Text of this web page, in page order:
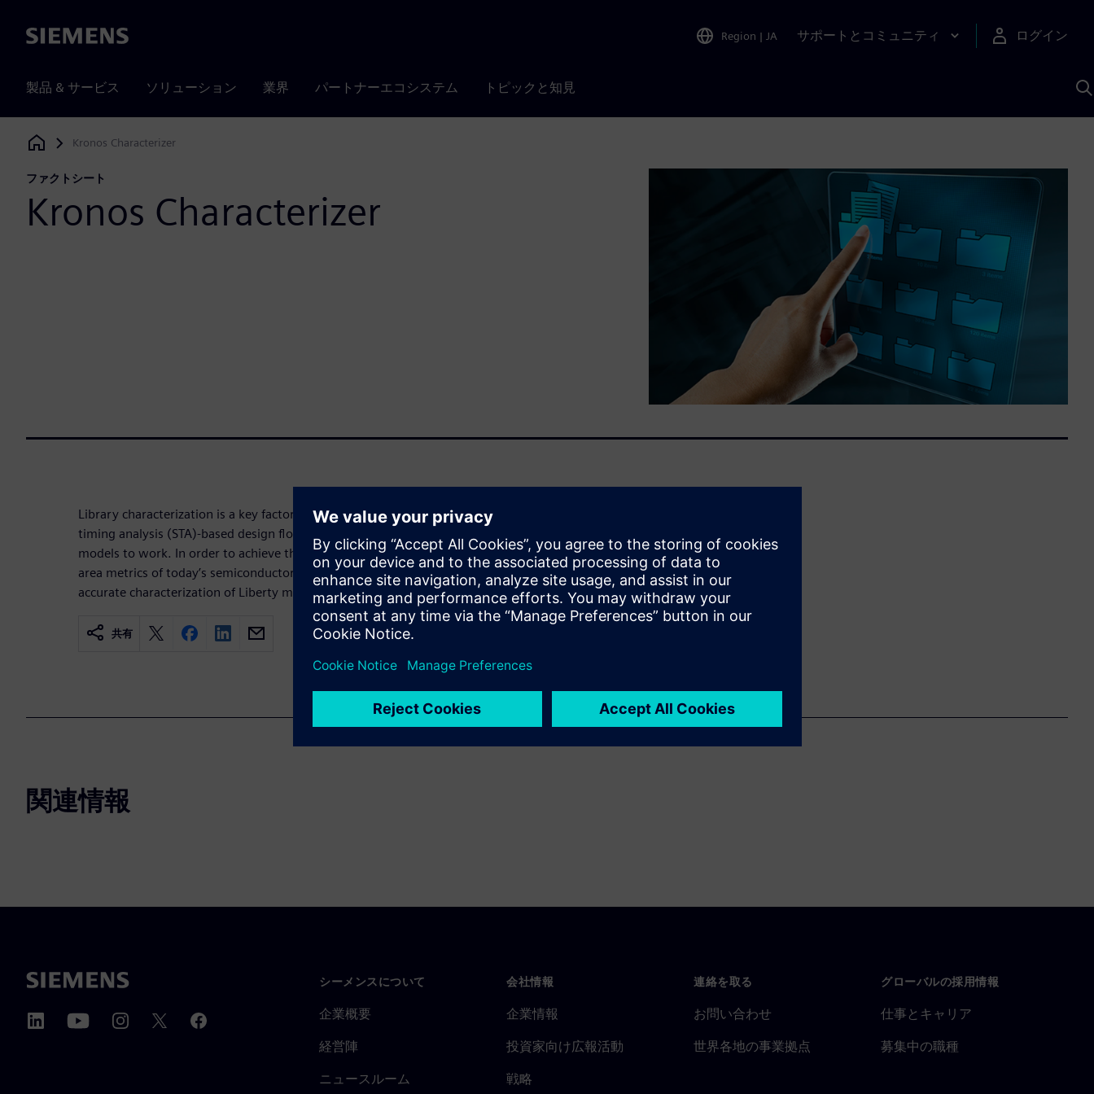
Siemens Region | JA サポートとコミュニティ ログイン
製品 & サービス ソリューション 業界 パートナーエコシステム トピックと知見
Siemens Digital Industries Software
Kronos Characterizer
ファクトシート
Kronos Characterizer
Library characterization is a key factor in today’s design flows. Modern static
timing analysis (STA)-based design flows depend on characterized Liberty®
models to work. In order to achieve the aggressive power, performance, and
area metrics of today’s semiconductor products, design teams rely heavily on an
accurate characterization of Liberty models.
共有
関連情報
シーメンスについて
企業概要
経営陣
ニュースルーム
会社情報
企業情報
投資家向け広報活動
戦略
連絡を取る
お問い合わせ
世界各地の事業拠点
グローバルの採用情報
仕事とキャリア
募集中の職種